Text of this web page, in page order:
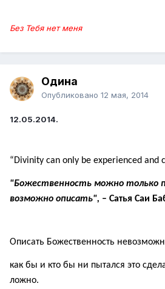
Без Тебя нет меня
Одина
Опубликовано 12 мая, 2014
12.05.2014.
“Divinity can only be experienced and
"Божественность можно только
возможно описать", – Сатья Саи
Описать Божественность
как бы и кто бы ни пытался это
ложно.